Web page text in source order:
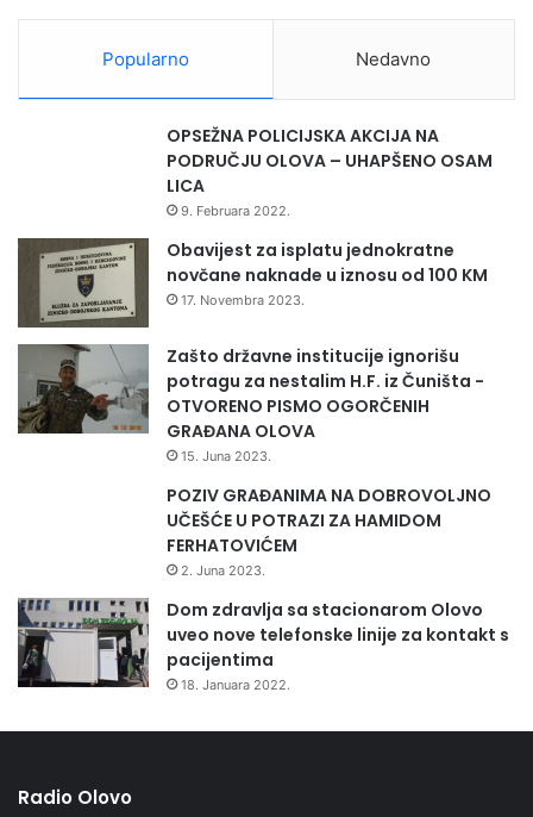
Popularno Nedavno
OPSEŽNA POLICIJSKA AKCIJA NA
PODRUČJU OLOVA – UHAPŠENO OSAM
LICA
9. Februara 2022.
Obavijest za isplatu jednokratne
novčane naknade u iznosu od 100 KM
17. Novembra 2023.
Zašto državne institucije ignorišu
potragu za nestalim H.F. iz Čuništa -
OTVORENO PISMO OGORČENIH
GRAĐANA OLOVA
15. Juna 2023.
POZIV GRAĐANIMA NA DOBROVOLJNO
UČEŠĆE U POTRAZI ZA HAMIDOM
FERHATOVIĆEM
2. Juna 2023.
Dom zdravlja sa stacionarom Olovo
uveo nove telefonske linije za kontakt s
pacijentima
18. Januara 2022.
Radio Olovo